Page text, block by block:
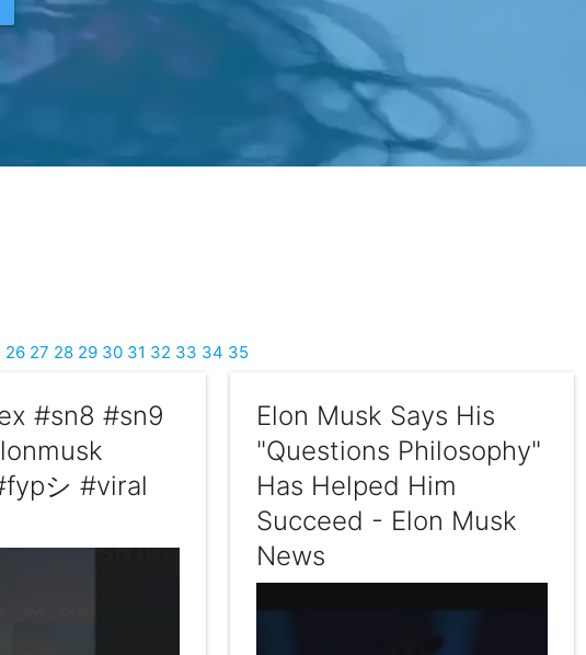
26 27 28 29 30 31 32 33 34 35
#sn8 #sn9
シ #viral
Elon Musk Says His
"Questions Philosophy"
Has Helped Him
Succeed - Elon Musk
News